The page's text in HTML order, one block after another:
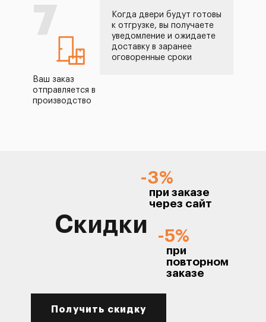
7
Ваш заказ
отправляется в
производство
Когда двери будут готовы
к отгрузке, вы получаете
уведомление и ожидаете
доставку в заранее
оговоренные сроки
Скидки
-3%
при заказе
через сайт
-5%
при
повторном
заказе
Получить скидку